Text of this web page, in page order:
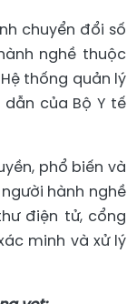
chuyển đổi số
nghề thuộc
thống quản lý
của Bộ Y tế
phổ biến và
hành nghề
điện tử, cổng
minh và xử lý